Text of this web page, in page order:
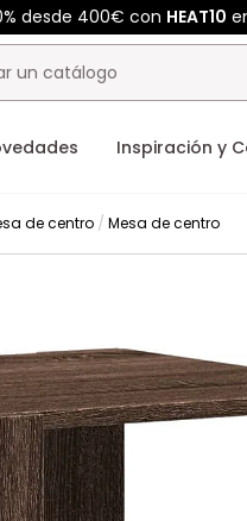
desde 400€ con HEAT10
Inspiración y
de centro Mesa de centro